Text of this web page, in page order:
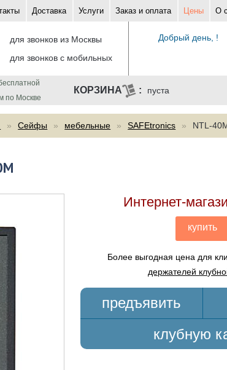
Доставка Услуги Заказ и оплата Цены О
для звонков из Москвы
для звонков с мобильных
Добрый день, !
по Москве
пуста
Сейфы мебельные SAFEtronics NTL-
Интернет-
купить
Более выгодная цена для
держателей
предъявить
клубную